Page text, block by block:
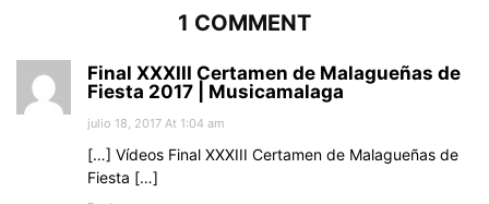
1 COMMENT
Final XXXIII Certamen de Malagueñas de
Fiesta 2017 | Musicamalaga
julio 18, 2017 At 1:04 am
[…] Vídeos Final XXXIII Certamen de Malagueñas de
Fiesta […]